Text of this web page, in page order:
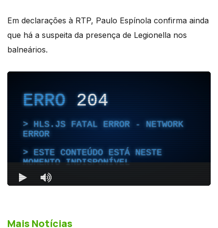
Em declarações à RTP, Paulo Espínola confirma ainda
que há a suspeita da presença de Legionella nos
balneários.
Mais Notícias